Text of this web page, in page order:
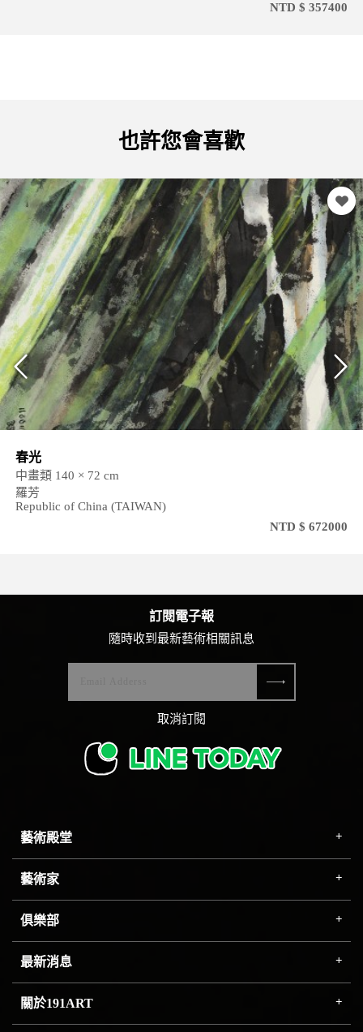
NTD $ 357400
也許您會喜歡
春光
中畫類 140 × 72 cm
羅芳
Republic of China (TAIWAN)
NTD $ 672000
藝術殿堂
藝術家
俱樂部
最新消息
關於191ART
訂閱電子報
隨時收到最新藝術相關訊息
取消訂閱